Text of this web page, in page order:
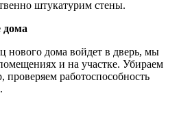
штукатурим стены.
дома
нового дома войдет в дверь, мы
и на участке. Убираем
проверяем работоспособность